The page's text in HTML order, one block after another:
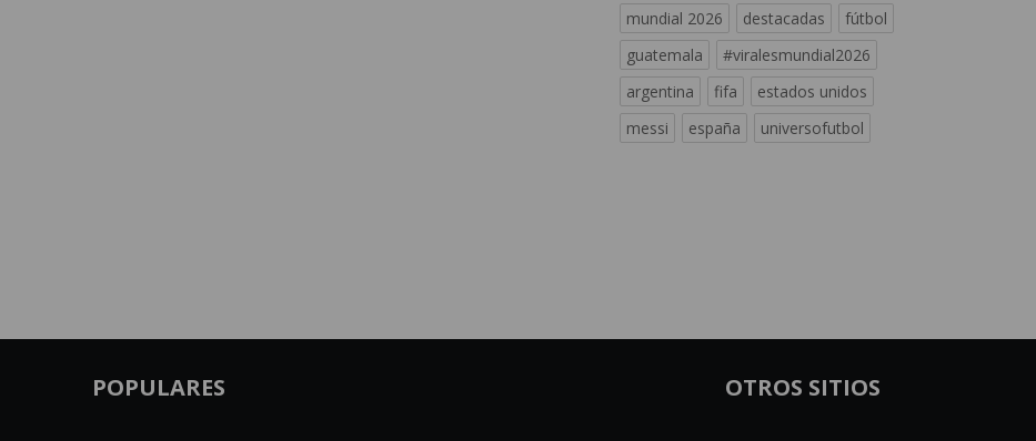
mundial 2026 destacadas
fútbol
guatemala
#viralesmundial2026
argentina
fifa
estados unidos
messi
españa universofutbol
POPULARES OTROS SITIOS